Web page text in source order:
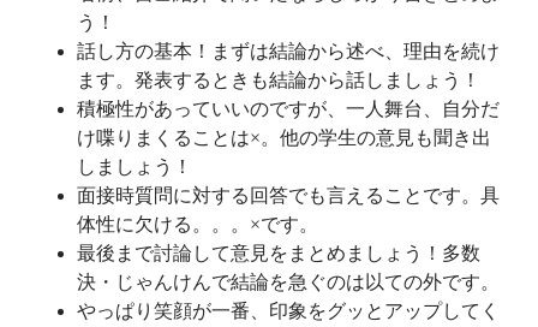
う！
話し方の基本！まずは結論から述べ、理由を続け
ます。発表するときも結論から話しましょう！
積極性があっていいのですが、一人舞台、自分だ
け喋りまくることは×。他の学生の意見も聞き出
しましょう！
面接時質問に対する回答でも言えることです。具
体性に欠ける。。。×です。
最後まで討論して意見をまとめましょう！多数
決・じゃんけんで結論を急ぐのは以ての外です。
やっぱり笑顔が一番、印象をグッとアップしてく